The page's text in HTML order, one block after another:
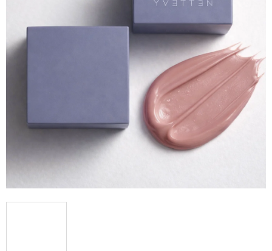
hviezdičiek.